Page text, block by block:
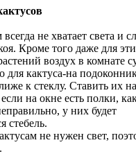
не хватает света и
Кроме того даже для
воздух в комнате
для кактуса-на
к стеклу. Ставить их
на окне есть полки,
у них будет
стебель.
не нужен свет,